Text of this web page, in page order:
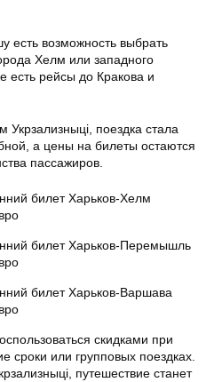
есть возможность выбрать
Хелм или западного
есть рейсы до Кракова и
поездка стала
а цены на билеты остаются
пассажиров.
билет Харьков-Хелм
билет Харьков-Перемышль
билет Харьков-Варшава
скидками при
сроки или групповых поездках.
путешествие станет